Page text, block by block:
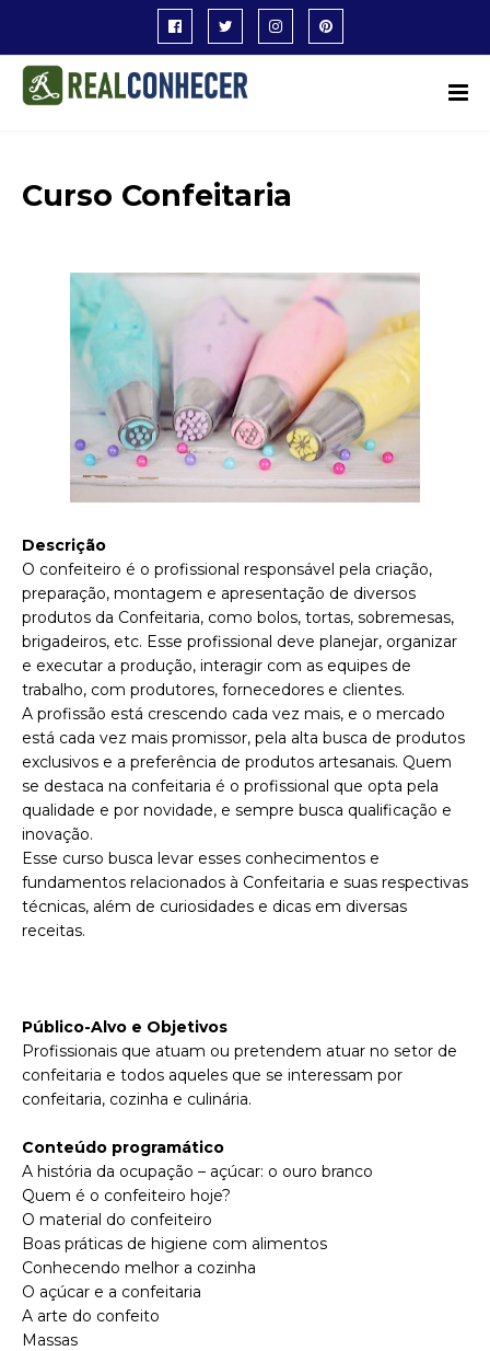
Curso Confeitaria
Descrição
O confeiteiro é o profissional responsável pela criação,
preparação, montagem e apresentação de diversos
produtos da Confeitaria, como bolos, tortas, sobremesas,
brigadeiros, etc. Esse profissional deve planejar, organizar
e executar a produção, interagir com as equipes de
trabalho, com produtores, fornecedores e clientes.
A profissão está crescendo cada vez mais, e o mercado
está cada vez mais promissor, pela alta busca de produtos
exclusivos e a preferência de produtos artesanais. Quem
se destaca na confeitaria é o profissional que opta pela
qualidade e por novidade, e sempre busca qualificação e
inovação.
Esse curso busca levar esses conhecimentos e
fundamentos relacionados à Confeitaria e suas respectivas
técnicas, além de curiosidades e dicas em diversas
receitas.
Público-Alvo e Objetivos
Profissionais que atuam ou pretendem atuar no setor de
confeitaria e todos aqueles que se interessam por
confeitaria, cozinha e culinária.
Conteúdo programático
A história da ocupação – açúcar: o ouro branco
Quem é o confeiteiro hoje?
O material do confeiteiro
Boas práticas de higiene com alimentos
Conhecendo melhor a cozinha
O açúcar e a confeitaria
A arte do confeito
Massas